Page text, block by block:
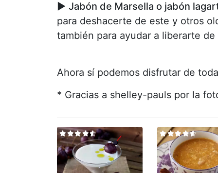
► Jabón de Marsella o jabón
para deshacerte de este y otros
también para ayudar a liberarte
Ahora sí podemos disfrutar de
* Gracias a shelley-pauls por la